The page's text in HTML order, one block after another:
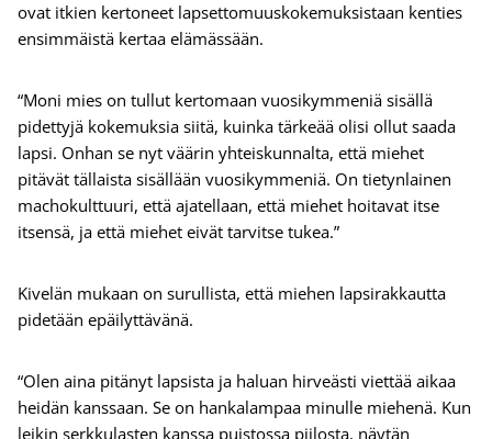
ovat itkien kertoneet lapsettomuuskokemuksistaan kenties
ensimmäistä kertaa elämässään.
“Moni mies on tullut kertomaan vuosikymmeniä sisällä
pidettyjä kokemuksia siitä, kuinka tärkeää olisi ollut saada
lapsi. Onhan se nyt väärin yhteiskunnalta, että miehet
pitävät tällaista sisällään vuosikymmeniä. On tietynlainen
machokulttuuri, että ajatellaan, että miehet hoitavat itse
itsensä, ja että miehet eivät tarvitse tukea.”
Kivelän mukaan on surullista, että miehen lapsirakkautta
pidetään epäilyttävänä.
“Olen aina pitänyt lapsista ja haluan hirveästi viettää aikaa
heidän kanssaan. Se on hankalampaa minulle miehenä. Kun
leikin serkkulasten kanssa puistossa piilosta, näytän